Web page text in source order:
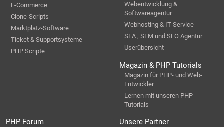
E-Commerce
Clone-Scripts
Marktplatz-Software
Ticket & Supportsysteme
PHP Scripte
Webentwicklung &
Softwareagentur
Webhosting & IT-Service
SEA , SEM und SEO Agentur
Userübersicht
Magazin & PHP Tutorials
Magazin für PHP- und Web-
Entwickler
Lernen mit unseren PHP-
Tutorials
PHP Forum Unsere Partner